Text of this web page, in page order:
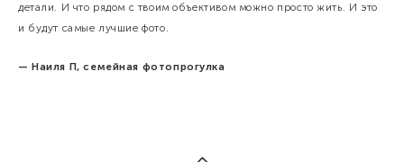
детали. И что рядом с твоим объективом можно просто жить. И это
и будут самые лучшие фото.
— Наиля П, семейная фотопрогулка